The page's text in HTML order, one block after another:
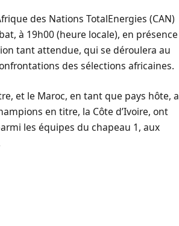
des Nations TotalEnergies (CAN)
à 19h00 (heure locale), en présence
tant attendue, qui se déroulera au
des sélections africaines.
et le Maroc, en tant que pays hôte, a
en titre, la Côte d’Ivoire, ont
les équipes du chapeau 1, aux